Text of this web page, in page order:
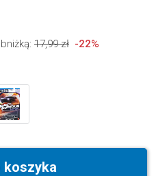
17,99 zł -22%
koszyka